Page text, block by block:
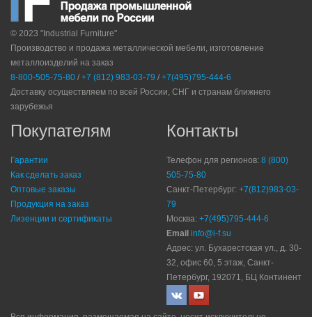
© 2023 "Industrial Furniture"
Производство и продажа металлической мебели, изготовление
металлоизделий на заказ
8-800-505-75-80 / +7 (812) 983-03-79 / +7(495)795-444-6
Доставку осуществляем по всей России, СНГ и странам ближнего
зарубежья
Покупателям
Гарантии
Как сделать заказ
Оптовые заказы
Продукция на заказ
Лизенции и сертификаты
Контакты
Телефон для регионов: 8 (800)
505-75-80
Санкт-Петербург: +7(812)983-03-
79
Москва: +7(495)795-444-6
Email info@i-f.su
Адрес: ул. Бухарестская ул., д. 30-
32, офис 60, 5 этаж, Санкт-
Петербург, 192071, БЦ Континент